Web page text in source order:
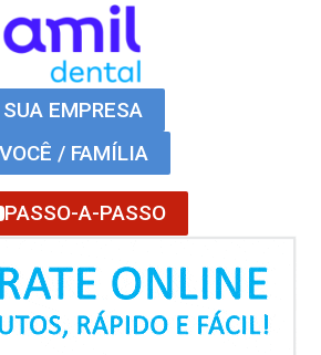
SUA EMPRESA
VOCÊ / FAMÍLIA
PASSO-A-PASSO